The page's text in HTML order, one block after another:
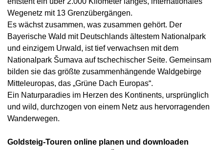
Wegenetz mit 13 Grenzübergängen.
Es wächst zusammen, was zusammen gehört. Der
Bayerische Wald mit Deutschlands ältestem Nationalpark
und einzigem Urwald, ist tief verwachsen mit dem
Nationalpark Šumava auf tschechischer Seite. Gemeinsam
bilden sie das größte zusammenhängende Waldgebirge
Mitteleuropas, das „Grüne Dach Europas“.
Ein Naturparadies im Herzen des Kontinents, ursprünglich
und wild, durchzogen von einem Netz aus hervorragenden
Wanderwegen.
Goldsteig-Touren online planen und downloaden